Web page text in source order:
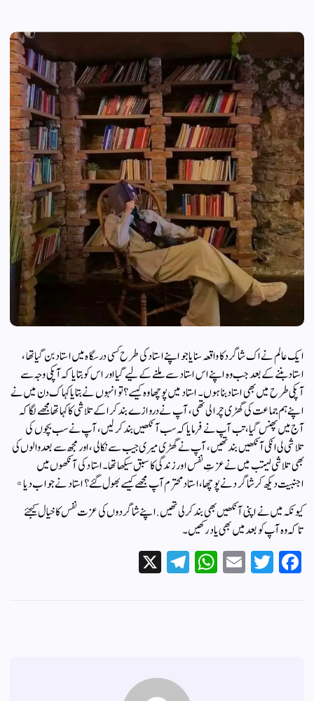
ایک عالم نےاک شاگرد کا واقعہ سنایا جو اپنے استاد کی طرح کسی درسگاہ میں استاد بن گیا تھا ،
استاد بننے کے بعد جب وہ اپنے اس استاد سے ملنے کے لیے گیا اور اس کو بتایا کہ آپکی وجہ سے
آپکی طرح میں بھی استاد بنا ہوں ۔ استاد میں پوچھا وہ کیسے ؟تو انہوں نے بتایاکہاک دن میں نے
اپنے ہم جماعت کی گھڑی چرا لی تھی، آپ نے دروازے بند کرا کے تلاشی کا کہا تھا مجھے لگا کہ
آج میں پھنس گیا،تب آپ نے فرمایاکہ سب آنکھیں بند کر لیں، آپ نے سب بچوں کی
تلاشی لی انکی آنکھیں بند تھیں، آپ نے گھڑی میری جیب سے نکالی، اور مجھ سے بعد والوں کی
بھی تلاشی لیتب میں نے عزتِ نفس اور زندگی کا سبق سیکھا تھا۔ استاد کی آنکھوں میں
اجنبیت دیکھ کر شاگرد نے پوچھا ، استاد محترم آپ مجھے کیسے بھول گئے؟ استاد نے جواب دیا *
کیونکہ میں نے اپنی آنکھیں بھی بند کر لی تھیں.اپنے شاگردوں کی عزت نفس کا خیال کیجئے
تاکہ وہ آپ کو بعد میں بھی یاد رکھیں۔
Fa
ce
T
wi
E
m
W
ha
Te
le